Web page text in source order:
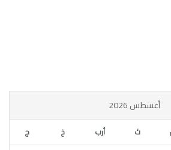
أغسطس 2026
ث أرب خ ج